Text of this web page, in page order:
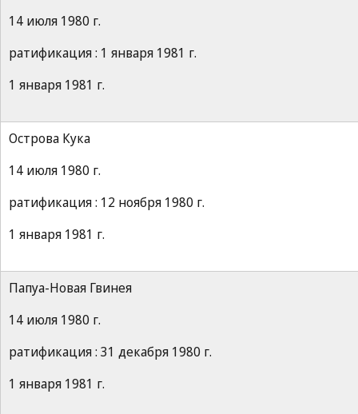
14 июля 1980 г.
ратификация : 1 января 1981 г.
1 января 1981 г.
Острова Кука
14 июля 1980 г.
ратификация : 12 ноября 1980 г.
1 января 1981 г.
Папуа-Новая Гвинея
14 июля 1980 г.
ратификация : 31 декабря 1980 г.
1 января 1981 г.